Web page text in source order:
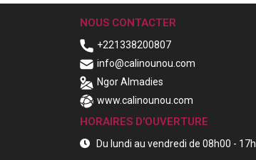
NOUS CONTACTER
+221338200807
info@calinounou.com
Ngor Almadies
www.calinounou.com
HORAIRES D'OUVERTURE
Du lundi au vendredi de 08h00 - 17h